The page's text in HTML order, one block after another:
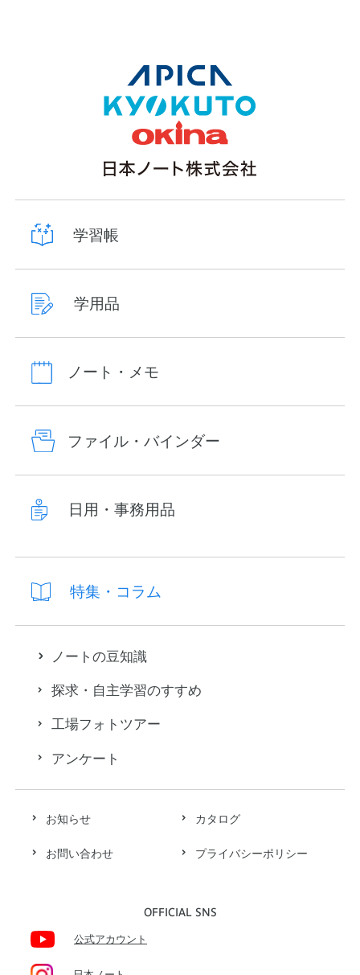
お知らせ カタログ
お問い合わせ プライバシーポリシー
OFFICIAL SNS
公式アカウント
学習帳
学用品
ノート・メモ
ファイル・バインダー
日用・事務用品
特集・コラム
ノートの豆知識
探求・自主学習のすすめ
工場フォトツアー
アンケート